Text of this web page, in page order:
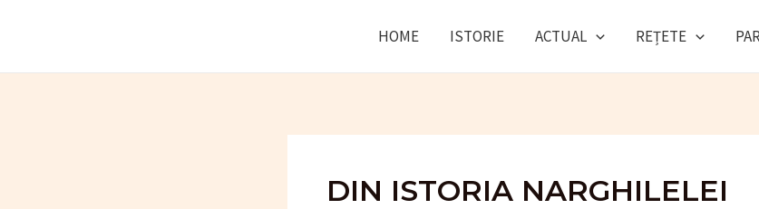
HOME ISTORIE ACTUAL REȚETE
DIN ISTORIA NARGHILELEI